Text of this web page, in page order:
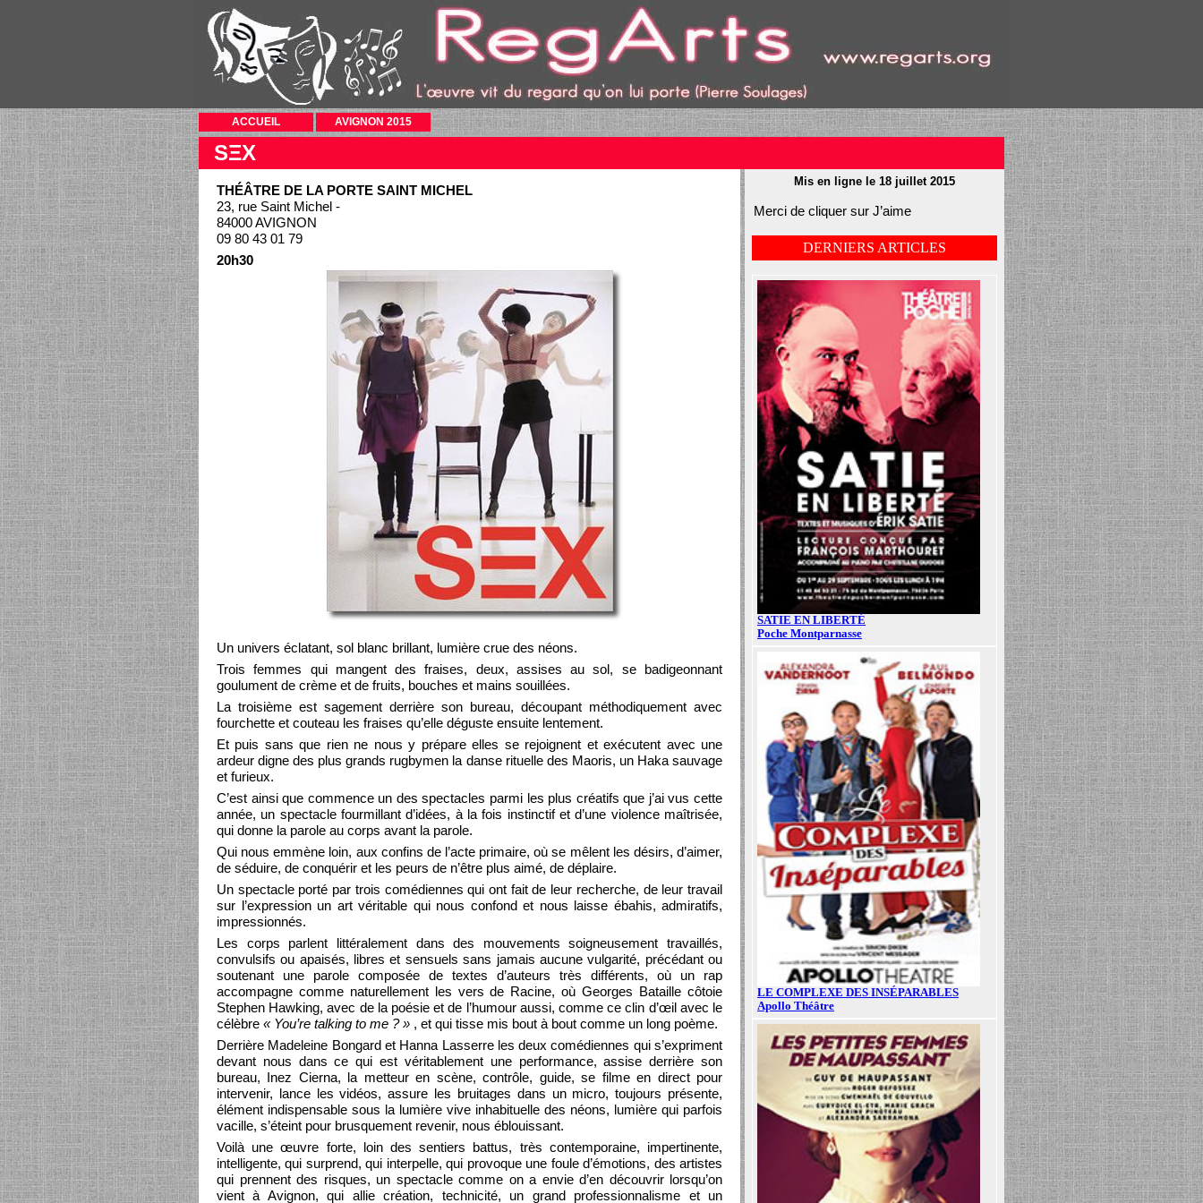
ACCUEIL AVIGNON 2015
SΞX
THÉÂTRE DE LA PORTE SAINT MICHEL
23, rue Saint Michel -
84000 AVIGNON
09 80 43 01 79
20h30
Un univers éclatant, sol blanc brillant, lumière crue des néons.
Trois femmes qui mangent des fraises, deux, assises au sol, se badigeonnant
goulument de crème et de fruits, bouches et mains souillées.
La troisième est sagement derrière son bureau, découpant méthodiquement avec
fourchette et couteau les fraises qu’elle déguste ensuite lentement.
Et puis sans que rien ne nous y prépare elles se rejoignent et exécutent avec une
ardeur digne des plus grands rugbymen la danse rituelle des Maoris, un Haka sauvage
et furieux.
C’est ainsi que commence un des spectacles parmi les plus créatifs que j’ai vus cette
année, un spectacle fourmillant d’idées, à la fois instinctif et d’une violence maîtrisée,
qui donne la parole au corps avant la parole.
Qui nous emmène loin, aux confins de l’acte primaire, où se mêlent les désirs, d’aimer,
de séduire, de conquérir et les peurs de n’être plus aimé, de déplaire.
Un spectacle porté par trois comédiennes qui ont fait de leur recherche, de leur travail
sur l’expression un art véritable qui nous confond et nous laisse ébahis, admiratifs,
impressionnés.
Les corps parlent littéralement dans des mouvements soigneusement travaillés,
convulsifs ou apaisés, libres et sensuels sans jamais aucune vulgarité, précédant ou
soutenant une parole composée de textes d’auteurs très différents, où un rap
accompagne comme naturellement les vers de Racine, où Georges Bataille côtoie
Stephen Hawking, avec de la poésie et de l’humour aussi, comme ce clin d’œil avec le
célèbre « You’re talking to me ? » , et qui tisse mis bout à bout comme un long poème.
Derrière Madeleine Bongard et Hanna Lasserre les deux comédiennes qui s’expriment
devant nous dans ce qui est véritablement une performance, assise derrière son
bureau, Inez Cierna, la metteur en scène, contrôle, guide, se filme en direct pour
intervenir, lance les vidéos, assure les bruitages dans un micro, toujours présente,
élément indispensable sous la lumière vive inhabituelle des néons, lumière qui parfois
vacille, s’éteint pour brusquement revenir, nous éblouissant.
Voilà une œuvre forte, loin des sentiers battus, très contemporaine, impertinente,
intelligente, qui surprend, qui interpelle, qui provoque une foule d’émotions, des artistes
qui prennent des risques, un spectacle comme on a envie d’en découvrir lorsqu’on
vient à Avignon, qui allie création, technicité, un grand professionnalisme et un
Mis en ligne le 18 juillet 2015
Merci de cliquer sur J’aime